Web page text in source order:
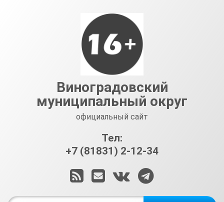
Виноградовский
муниципальный округ
официальный сайт
Тел:
+7 (81831) 2-12-34
RSSE-mailВКонтакте
Telegram